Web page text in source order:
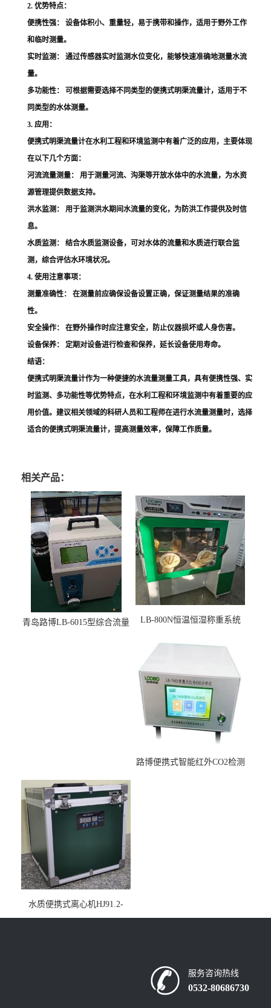
2. 优势特点：
便携性强：
设备体积小、重量轻，易于携带和操作，适用于野外工作
和临时测量。
实时监测：
通过传感器实时监测水位变化，能够快速准确地测量水流
量。
多功能性：
可根据需要选择不同类型的便携式明渠流量计，适用于不
同类型的水体测量。
3. 应用：
便携式明渠流量计在水利工程和环境监测中有着广泛的应用，主要体现
在以下几个方面：
河流流量测量：
用于测量河流、沟渠等开放水体中的水流量，为水资
源管理提供数据支持。
洪水监测：
用于监测洪水期间水流量的变化，为防洪工作提供及时信
息。
水质监测：
结合水质监测设备，可对水体的流量和水质进行联合监
测，综合评估水环境状况。
4. 使用注意事项：
测量准确性：
在测量前应确保设备设置正确，保证测量结果的准确
性。
安全操作：
在野外操作时应注意安全，防止仪器损坏或人身伤害。
设备保养：
定期对设备进行检查和保养，延长设备使用寿命。
结语：
便携式明渠流量计作为一种便捷的水流量测量工具，具有便携性强、实
时监测、多功能性等优势特点，在水利工程和环境监测中有着重要的应
用价值。建议相关领域的科研人员和工程师在进行水流量测量时，选择
适合的便携式明渠流量计，提高测量效率，保障工作质量。
相关产品：
青岛路博LB-6015型综合流量
LB-800N恒温恒湿称重系统
路博便携式智能红外CO2检测
水质便携式离心机HJ91.2-
2022地表水总磷监测内置有
服务咨询热线
0532-80686730